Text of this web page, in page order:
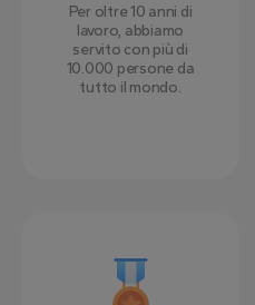
Per oltre 10 anni di
lavoro, abbiamo
servito con più di
10.000 persone da
tutto il mondo.